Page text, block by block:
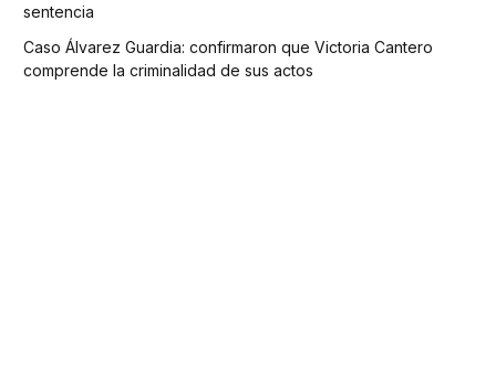
sentencia
Caso Álvarez Guardia: confirmaron que Victoria Cantero
comprende la criminalidad de sus actos